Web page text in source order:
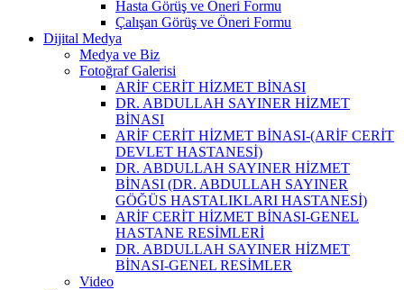
Hasta Görüş ve Öneri Formu
Çalışan Görüş ve Öneri Formu
Dijital Medya
Medya ve Biz
Fotoğraf Galerisi
ARİF CERİT HİZMET BİNASI
DR. ABDULLAH SAYINER HİZMET
BİNASI
ARİF CERİT HİZMET BİNASI-(ARİF CERİT
DEVLET HASTANESİ)
DR. ABDULLAH SAYINER HİZMET
BİNASI (DR. ABDULLAH SAYINER
GÖĞÜS HASTALIKLARI HASTANESİ)
ARİF CERİT HİZMET BİNASI-GENEL
HASTANE RESİMLERİ
DR. ABDULLAH SAYINER HİZMET
BİNASI-GENEL RESİMLER
Video